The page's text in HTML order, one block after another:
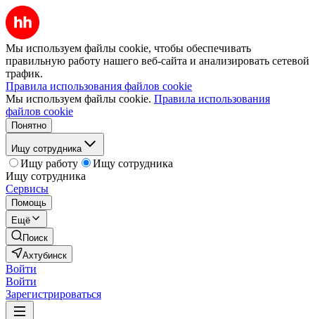
Мы используем файлы cookie, чтобы обеспечивать
правильную работу нашего веб-сайта и анализировать сетевой
трафик.
Правила использования файлов cookie
Мы используем файлы cookie. Правила использования
файлов cookie
Понятно
Ищу сотрудника
Ищу работу
Ищу сотрудника
Ищу сотрудника
Сервисы
Помощь
Ещё
Поиск
Ахтубинск
Войти
Войти
Зарегистрироваться